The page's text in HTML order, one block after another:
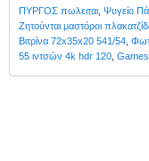
ΠΥΡΓΟΣ πωλειται Ψυγείο
Ζητούνται μαστόροι
Βιτρίνα 72x35x20 541/54
55 ιντσών 4k hdr 120